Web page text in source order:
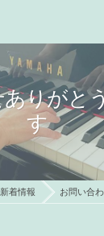
りがと
す
新着情報 お問い合